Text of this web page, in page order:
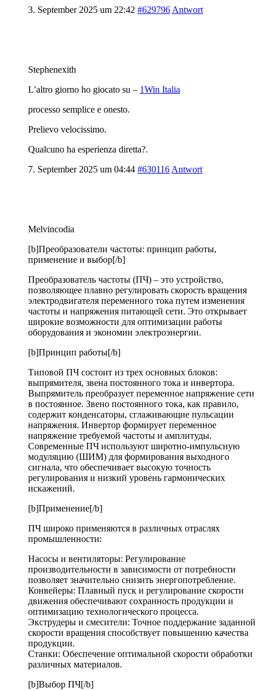
3. September 2025 um 22:42 #629796 Antwort
Stephenexith
L’altro giorno ho giocato su – 1Win Italia
processo semplice e onesto.
Prelievo velocissimo.
Qualcuno ha esperienza diretta?.
7. September 2025 um 04:44 #630116 Antwort
Melvincodia
[b]Преобразователи частоты: принцип работы,
применение и выбор[/b]
Преобразователь частоты (ПЧ) – это устройство,
позволяющее плавно регулировать скорость вращения
электродвигателя переменного тока путем изменения
частоты и напряжения питающей сети. Это открывает
широкие возможности для оптимизации работы
оборудования и экономии электроэнергии.
[b]Принцип работы[/b]
Типовой ПЧ состоит из трех основных блоков:
выпрямителя, звена постоянного тока и инвертора.
Выпрямитель преобразует переменное напряжение сети
в постоянное. Звено постоянного тока, как правило,
содержит конденсаторы, сглаживающие пульсации
напряжения. Инвертор формирует переменное
напряжение требуемой частоты и амплитуды.
Современные ПЧ используют широтно-импульсную
модуляцию (ШИМ) для формирования выходного
сигнала, что обеспечивает высокую точность
регулирования и низкий уровень гармонических
искажений.
[b]Применение[/b]
ПЧ широко применяются в различных отраслях
промышленности:
Насосы и вентиляторы: Регулирование
производительности в зависимости от потребности
позволяет значительно снизить энергопотребление.
Конвейеры: Плавный пуск и регулирование скорости
движения обеспечивают сохранность продукции и
оптимизацию технологического процесса.
Экструдеры и смесители: Точное поддержание заданной
скорости вращения способствует повышению качества
продукции.
Станки: Обеспечение оптимальной скорости обработки
различных материалов.
[b]Выбор ПЧ[/b]